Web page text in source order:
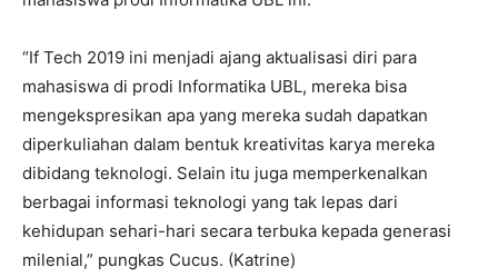
“If Tech 2019 ini menjadi ajang aktualisasi diri para
mahasiswa di prodi Informatika UBL, mereka bisa
mengekspresikan apa yang mereka sudah dapatkan
diperkuliahan dalam bentuk kreativitas karya mereka
dibidang teknologi. Selain itu juga memperkenalkan
berbagai informasi teknologi yang tak lepas dari
kehidupan sehari-hari secara terbuka kepada generasi
milenial,” pungkas Cucus. (Katrine)